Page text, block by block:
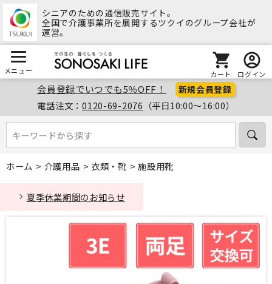
シニアのための通信販売サイト。
全国で介護事業所を展開するツクイのグループ会社が
運営。
メニュー カート ログイン
会員登録でいつでも5％OFF！ 新規会員登録
電話注文：0120-69-2076 （平日10:00～16:00）
キーワードから探す
キーワードから探す
ホーム > 介護用品 > 衣類・靴 >施設用靴
夏季休業期間のお知らせ